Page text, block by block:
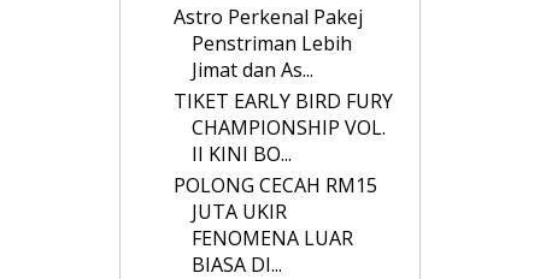
Astro Perkenal Pakej
Penstriman Lebih
Jimat dan As...
TIKET EARLY BIRD FURY
CHAMPIONSHIP VOL.
II KINI BO...
POLONG CECAH RM15
JUTA UKIR
FENOMENA LUAR
BIASA DI...